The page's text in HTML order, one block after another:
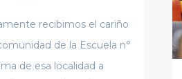
recibimos el cariño
de la Escuela n°
de esa localidad a